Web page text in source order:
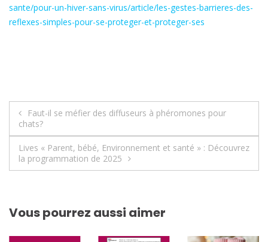
sante/pour-un-hiver-sans-virus/article/les-gestes-barrieres-des-
reflexes-simples-pour-se-proteger-et-proteger-ses
Navigation
de
l’article
Faut-il se méfier des diffuseurs à phéromones pour
chats?
Lives « Parent, bébé, Environnement et santé » : Découvrez
la programmation de 2025
Vous pourrez aussi aimer